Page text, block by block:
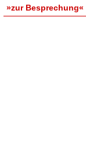
»zur Besprechung«